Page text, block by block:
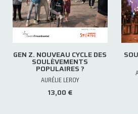
GEN Z. NOUVEAU CYCLE DES
SOULÈVEMENTS
POPULAIRES ?
AURÉLIE LEROY
13,00 €